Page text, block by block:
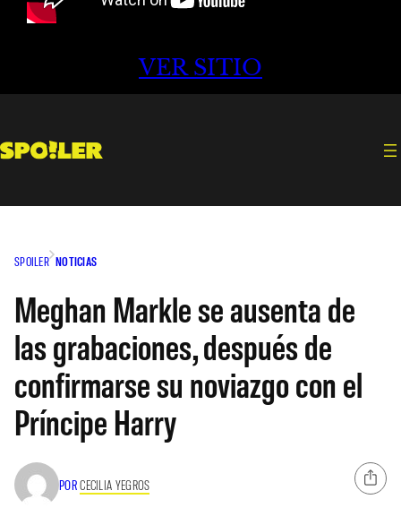
VER SITIO
SPOILER NOTICIAS
Meghan Markle se ausenta de
las grabaciones, después de
confirmarse su noviazgo con el
Príncipe Harry
PORCECILIA YEGROS